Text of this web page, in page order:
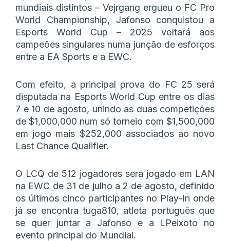
mundiais distintos – Vejrgang ergueu o FC Pro
World Championship, Jafonso conquistou a
Esports World Cup – 2025 voltará aos
campeões singulares numa junção de esforços
entre a EA Sports e a EWC.
Com efeito, a principal prova do FC 25 será
disputada na Esports World Cup entre os dias
7 e 10 de agosto, unindo as duas competições
de $1,000,000 num só torneio com $1,500,000
em jogo mais $252,000 associados ao novo
Last Chance Qualifier.
O LCQ de 512 jogadores será jogado em LAN
na EWC de 31 de julho a 2 de agosto, definido
os últimos cinco participantes no Play-In onde
já se encontra tuga810, atleta português que
se quer juntar a Jafonso e a LPeixoto no
evento principal do Mundial.